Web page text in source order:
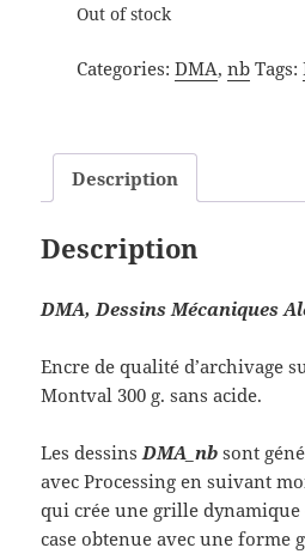
Out of stock
Categories: DMA, nb Tags:
Description
Description
DMA, Dessins Mécaniques
Encre de qualité d’archivage
Montval 300 g. sans acide.
Les dessinsDMA_nbsont
avec Processing en suivant
qui crée une grille
case obtenue avec une forme